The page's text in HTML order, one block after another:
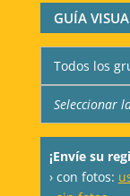
GUÍA
¡Envíe su
› con fotos: